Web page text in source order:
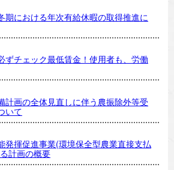
期における年次有給休暇の取得推進に
ずチェック最低賃金！使用者も、労働
計画の全体見直しに伴う農振除外等受
いて
発揮促進事業(環境保全型農業直接支払
計画の概要